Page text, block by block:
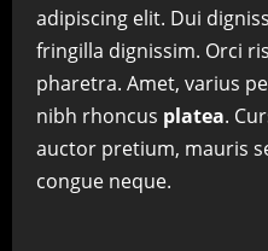
adipiscing elit. Dui
fringilla dignissim. Orci
pharetra. Amet, varius
nibh rhoncus platea.
auctor pretium, mauris
congue neque.